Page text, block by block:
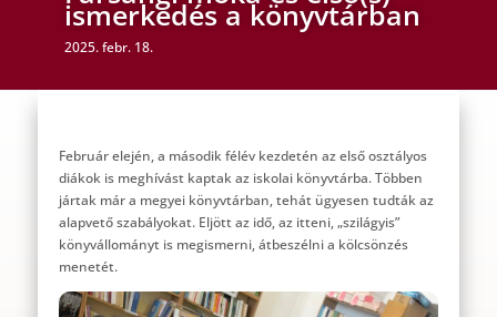
ismerkedés a könyvtárban
2025. febr. 18.
Február elején, a második félév kezdetén az első osztályos
diákok is meghívást kaptak az iskolai könyvtárba. Többen
jártak már a megyei könyvtárban, tehát ügyesen tudták az
alapvető szabályokat. Eljött az idő, az itteni, „szilágyis”
könyvállományt is megismerni, átbeszélni a kölcsönzés
menetét.